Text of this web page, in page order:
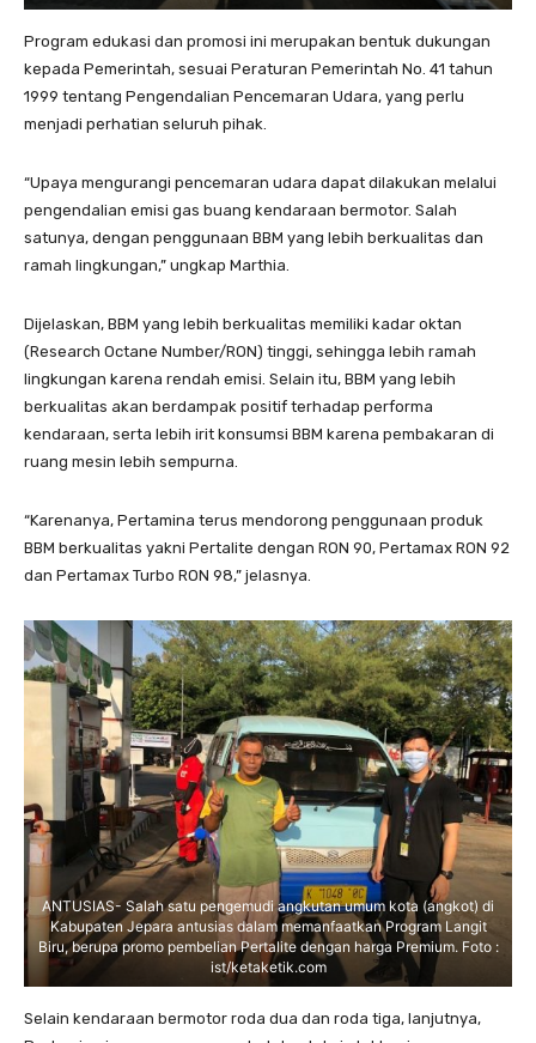
Program edukasi dan promosi ini merupakan bentuk dukungan
kepada Pemerintah, sesuai Peraturan Pemerintah No. 41 tahun
1999 tentang Pengendalian Pencemaran Udara, yang perlu
menjadi perhatian seluruh pihak.
“Upaya mengurangi pencemaran udara dapat dilakukan melalui
pengendalian emisi gas buang kendaraan bermotor. Salah
satunya, dengan penggunaan BBM yang lebih berkualitas dan
ramah lingkungan,” ungkap Marthia.
Dijelaskan, BBM yang lebih berkualitas memiliki kadar oktan
(Research Octane Number/RON) tinggi, sehingga lebih ramah
lingkungan karena rendah emisi. Selain itu, BBM yang lebih
berkualitas akan berdampak positif terhadap performa
kendaraan, serta lebih irit konsumsi BBM karena pembakaran di
ruang mesin lebih sempurna.
“Karenanya, Pertamina terus mendorong penggunaan produk
BBM berkualitas yakni Pertalite dengan RON 90, Pertamax RON 92
dan Pertamax Turbo RON 98,” jelasnya.
ANTUSIAS- Salah satu pengemudi angkutan umum kota (angkot) di
Kabupaten Jepara antusias dalam memanfaatkan Program Langit
Biru, berupa promo pembelian Pertalite dengan harga Premium. Foto :
ist/ketaketik.com
Selain kendaraan bermotor roda dua dan roda tiga, lanjutnya,